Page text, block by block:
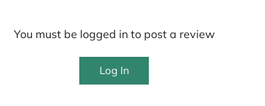
You must be logged in to post a review
Log In